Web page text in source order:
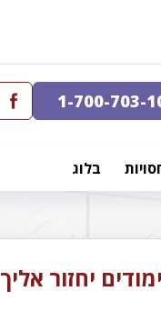
1-700-703-
בלוג
יחזור אליך